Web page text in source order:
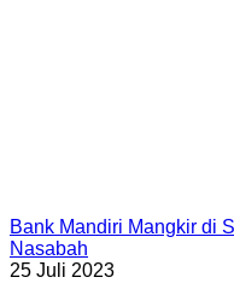
Bank Mandiri Mangkir di
Nasabah
25 Juli 2023